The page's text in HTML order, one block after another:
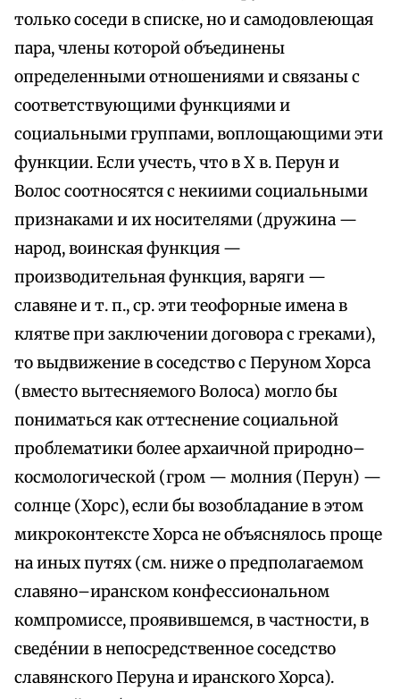
только соседи в списке, но и самодовлеющая
пара, члены которой объединены
определенными отношениями и связаны с
соответствующими функциями и
социальными группами, воплощающими эти
функции. Если учесть, что в X в. Перун и
Волос соотносятся с некиими социальными
признаками и их носителями (дружина —
народ, воинская функция —
производительная функция, варяги —
славяне и т. п., ср. эти теофорные имена в
клятве при заключении договора с греками),
то выдвижение в соседство с Перуном Хорса
(вместо вытесняемого Волоса) могло бы
пониматься как оттеснение социальной
проблематики более архаичной природно–
космологической (гром — молния (Перун) —
солнце (Хорс), если бы возобладание в этом
микроконтексте Хорса не объяснялось проще
на иных путях (см. ниже о предполагаемом
славяно–иранском конфессиональном
компромиссе, проявившемся, в частности, в
сведе́нии в непосредственное соседство
славянского Перуна и иранского Хорса).